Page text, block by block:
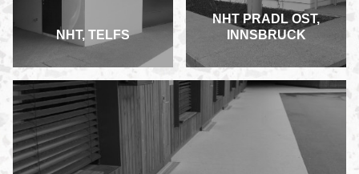
NHT, TELFS
NHT PRADL OST,
INNSBRUCK